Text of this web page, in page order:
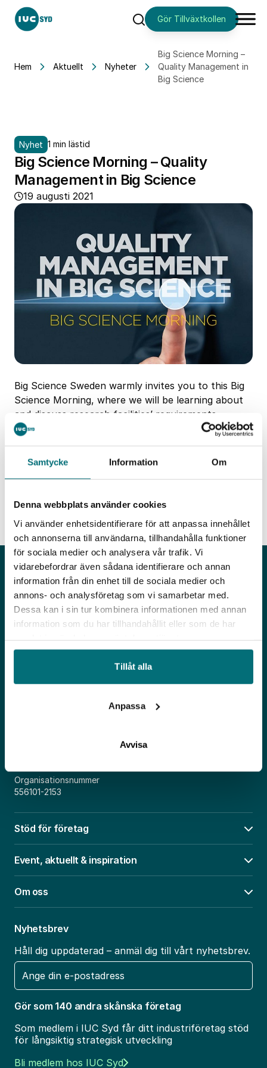
Samtycke Information Om
Denna webbplats använder cookies
Vi använder enhetsidentifierare för att anpassa innehållet
och annonserna till användarna, tillhandahålla funktioner
för sociala medier och analysera vår trafik. Vi
vidarebefordrar även sådana identifierare och annan
information från din enhet till de sociala medier och
annons- och analysföretag som vi samarbetar med.
Dessa kan i sin tur kombinera informationen med annan
information som du har tillhandahållit eller som de har
Tillåt alla
Anpassa
Avvisa
SökGör Tillväxtkollen
Hem Aktuellt Nyheter
Big Science Morning –
Quality Management in
Big Science
Nyhet 1 min lästid
Big Science Morning – Quality
Management in Big Science
19 augusti 2021
Big Science Sweden warmly invites you to this Big
Science Morning, where we will be learning about
and discuss research facilities’ requirements
regarding quality systems: Quality Management in
Big Science, 9 September 2021, 08.00-10.00.
Representatives from ESS (European Spallation
Source) and F4E (Fusion for Energy) will be joining
More information and registration here
Organisationsnummer
556101-2153
Stöd för företag
Event, aktuellt & inspiration
Om oss
Nyhetsbrev
Håll dig uppdaterad – anmäl dig till vårt nyhetsbrev.
E-
post
Gör som 140 andra skånska företag
Som medlem i IUC Syd får ditt industriföretag stöd
för långsiktig strategisk utveckling
Bli medlem hos IUC Syd